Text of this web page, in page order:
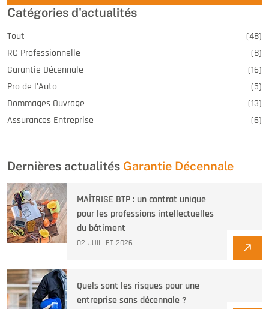
Catégories d'actualités
Tout
(48)
RC Professionnelle
(8)
Garantie Décennale
(16)
Pro de l'Auto
(5)
Dommages Ouvrage
(13)
Assurances Entreprise
(6)
Dernières actualités Garantie Décennale
MAÎTRISE BTP : un contrat unique
pour les professions intellectuelles
du bâtiment
02 JUILLET 2026
Quels sont les risques pour une
entreprise sans décennale ?